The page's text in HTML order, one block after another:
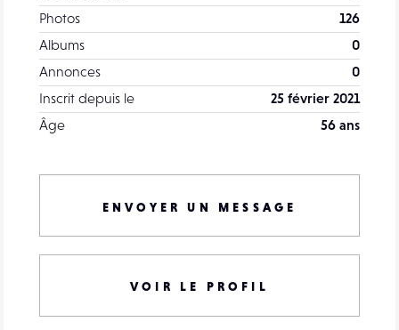
Photos
126
Albums
0
Annonces
0
Inscrit depuis le
25 février 2021
Âge
56 ans
ENVOYER UN MESSAGE
VOIR LE PROFIL